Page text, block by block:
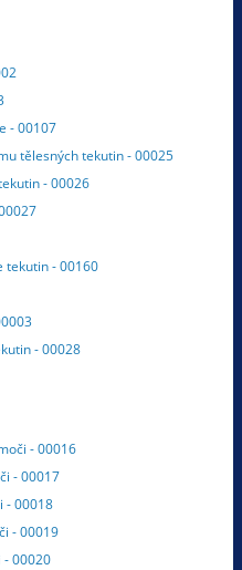
- 00107
tělesných tekutin - 00025
- 00026
tekutin - 00160
- 00028
- 00016
- 00017
- 00018
- 00019
- 00020